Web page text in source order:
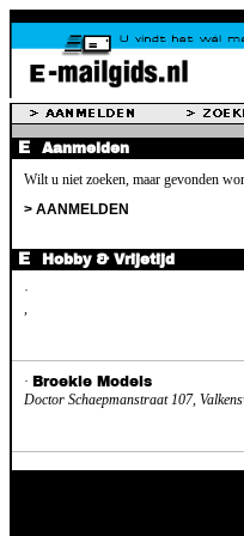
Aanmelden
Wilt u niet zoeken, maar gevonden
> AANMELDEN
Hobby & Vrijetijd
·
· Broekie Models
Doctor Schaepmanstraat 107,